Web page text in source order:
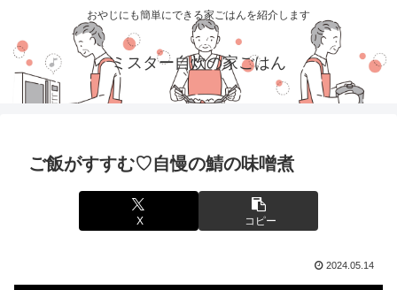
おやじにも簡単にできる家ごはんを紹介します
ミスター自炊の家ごはん
ご飯がすすむ♡自慢の鯖の味噌煮
X コピー
2024.05.14